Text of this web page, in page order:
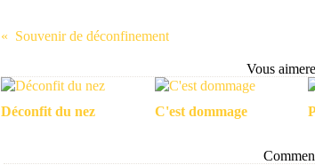
Souvenir de déconfinement
Vous
Déconfit du nez C'est dommage